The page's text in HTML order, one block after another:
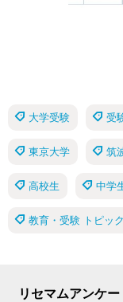
大学受験 受
東京大学 筑
高校生 中学
教育・受験 トピッ
リセマムアンケ